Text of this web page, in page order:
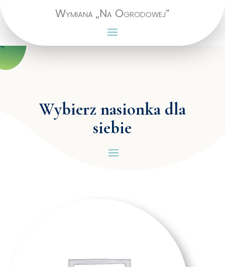
Wymiana „Na Ogrodowej”
Wybierz nasionka dla
siebie